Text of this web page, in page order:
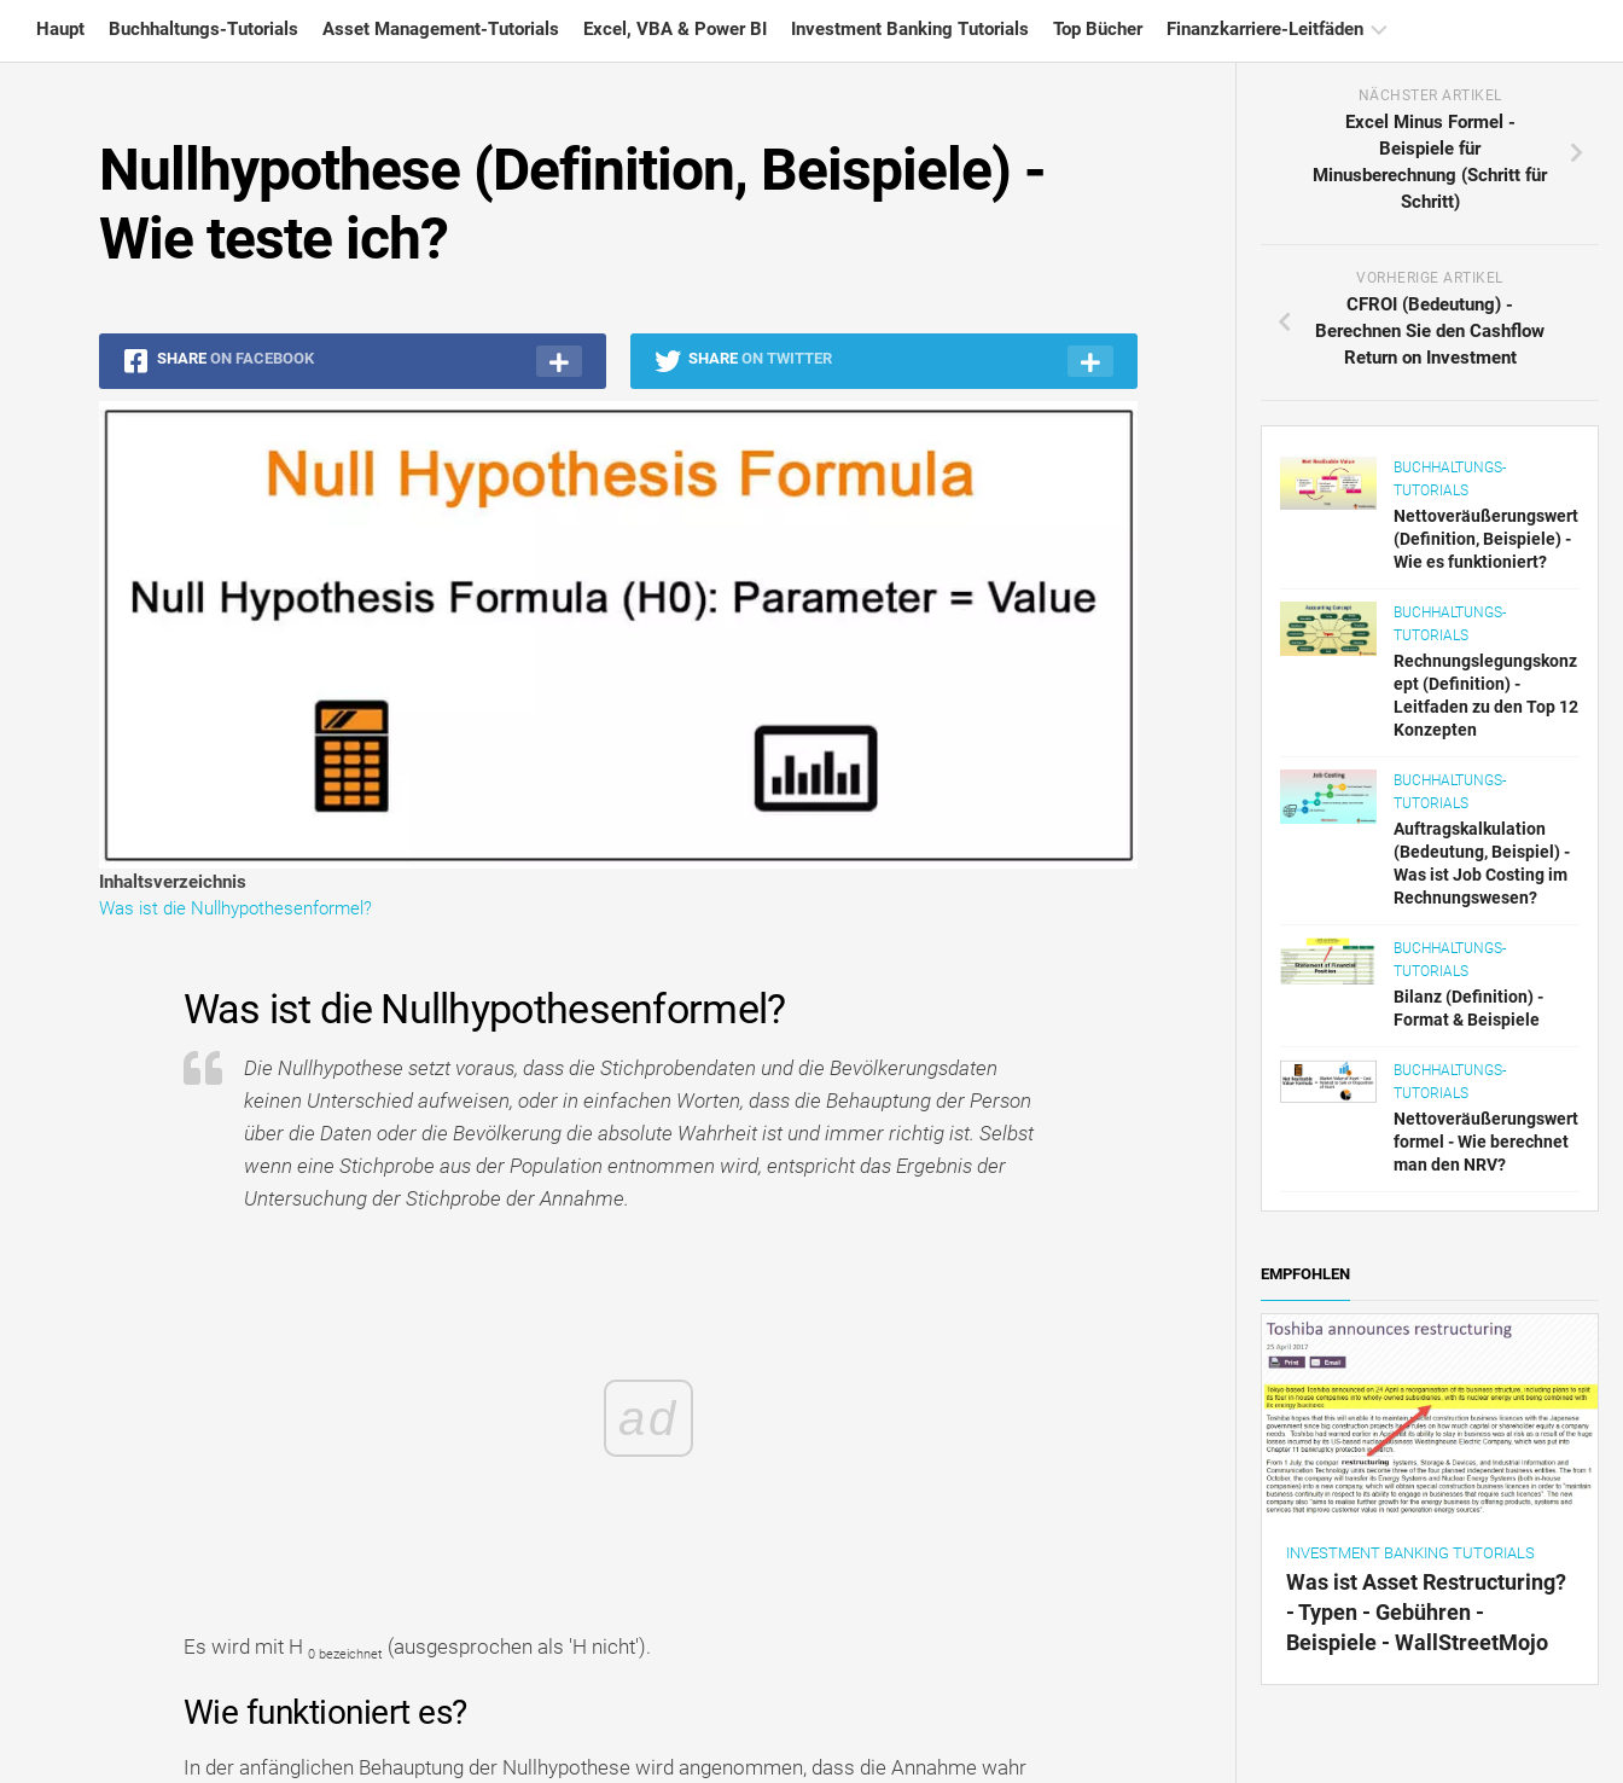
content
Haupt Buchhaltungs-Tutorials Asset Management-Tutorials Excel, VBA & Power BI Investment Banking Tutorials Top Bücher Finanzkarriere-Leitfäden
Finanzzertifizierung
Vollständige
Nullhypothese (Definition, Beispiele) -
Wie teste ich?
SHARE ON FACEBOOK SHARE ON TWITTER
Inhaltsverzeichnis
Was ist die Nullhypothesenformel?
Was ist die Nullhypothesenformel?
Die Nullhypothese setzt voraus, dass die Stichprobendaten und die Bevölkerungsdaten
keinen Unterschied aufweisen, oder in einfachen Worten, dass die Behauptung der Person
über die Daten oder die Bevölkerung die absolute Wahrheit ist und immer richtig ist. Selbst
wenn eine Stichprobe aus der Population entnommen wird, entspricht das Ergebnis der
Untersuchung der Stichprobe der Annahme.
ad
Es wird mit H 0 bezeichnet (ausgesprochen als 'H nicht').
Wie funktioniert es?
In der anfänglichen Behauptung der Nullhypothese wird angenommen, dass die Annahme wahr
NÄCHSTER ARTIKEL
Excel Minus Formel -
Beispiele für
Minusberechnung (Schritt für
Schritt)
VORHERIGE ARTIKEL
CFROI (Bedeutung) -
Berechnen Sie den Cashflow
Return on Investment
BUCHHALTUNGS-
TUTORIALS
Nettoveräußerungswert
(Definition, Beispiele) -
Wie es funktioniert?
BUCHHALTUNGS-
TUTORIALS
Rechnungslegungskonz
ept (Definition) -
Leitfaden zu den Top 12
Konzepten
BUCHHALTUNGS-
TUTORIALS
Auftragskalkulation
(Bedeutung, Beispiel) -
Was ist Job Costing im
Rechnungswesen?
BUCHHALTUNGS-
TUTORIALS
Bilanz (Definition) -
Format & Beispiele
BUCHHALTUNGS-
TUTORIALS
Nettoveräußerungswert
formel - Wie berechnet
man den NRV?
EMPFOHLEN
INVESTMENT BANKING TUTORIALS
Was ist Asset Restructuring?
- Typen - Gebühren -
Beispiele - WallStreetMojo